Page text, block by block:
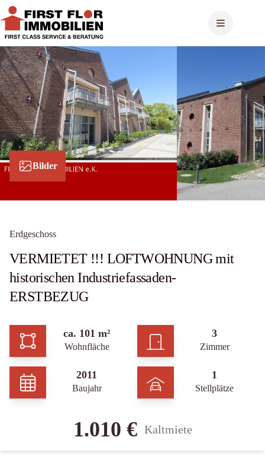
Zum
Inhalt
springen
Bilder
Erdgeschoss
VERMIETET !!! LOFTWOHNUNG mit
historischen Industriefassaden-
ERSTBEZUG
ca. 101 m²
Wohnfläche
3
Zimmer
2011
Baujahr
1
Stellplätze
1.010 € Kaltmiete